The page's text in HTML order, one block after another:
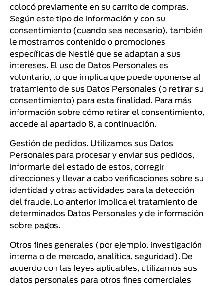
colocó previamente en su carrito de compras.
Según este tipo de información y con su
consentimiento (cuando sea necesario), también
le mostramos contenido o promociones
específicas de Nestlé que se adaptan a sus
intereses. El uso de Datos Personales es
voluntario, lo que implica que puede oponerse al
tratamiento de sus Datos Personales (o retirar su
consentimiento) para esta finalidad. Para más
información sobre cómo retirar el consentimiento,
accede al apartado 8, a continuación.
Gestión de pedidos. Utilizamos sus Datos
Personales para procesar y enviar sus pedidos,
informarle del estado de estos, corregir
direcciones y llevar a cabo verificaciones sobre su
identidad y otras actividades para la detección
del fraude. Lo anterior implica el tratamiento de
determinados Datos Personales y de información
sobre pagos.
Otros fines generales (por ejemplo, investigación
interna o de mercado, analítica, seguridad). De
acuerdo con las leyes aplicables, utilizamos sus
datos personales para otros fines comerciales